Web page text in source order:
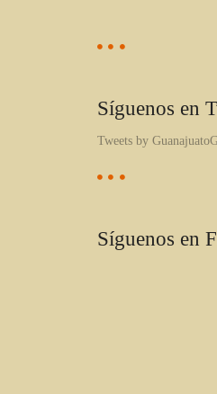
Síguenos en
Tweets by
Síguenos en